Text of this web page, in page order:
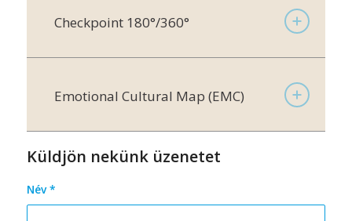
Checkpoint 180°/360°
Emotional Cultural Map (EMC)
Küldjön nekünk üzenetet
Név*